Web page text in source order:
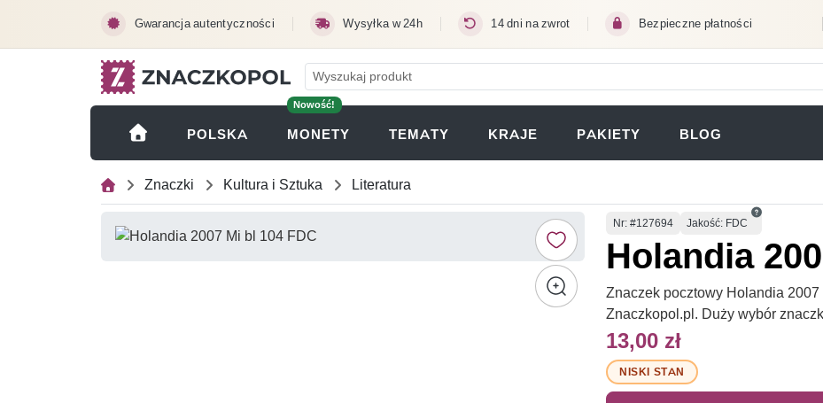
Gwarancja autentyczności Wysyłka w 24h 14 dni na zwrot Bezpieczne płatności
POLSKA
Nowość!
MONETY (OTWIERA SIĘ W NOWEJ KARCIE)
TEMATY KRAJE PAKIETY BLOG
Znaczki Kultura i Sztuka Literatura
Numer
Nr: #127694 Jakość: FDC
Holandia
Znaczek pocztowy Holandia
Znaczkopol.pl. Duży wybór
13,00 zł
NISKI STAN